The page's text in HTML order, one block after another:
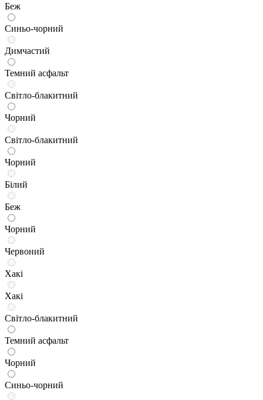
Беж
Синьо-чорний
Димчастий
Темний асфальт
Світло-блакитний
Чорний
Світло-блакитний
Чорний
Білий
Беж
Чорний
Червоний
Хакі
Хакі
Світло-блакитний
Темний асфальт
Чорний
Синьо-чорний